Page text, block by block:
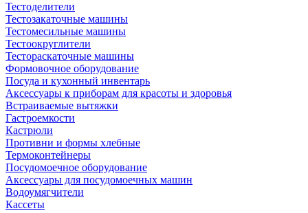
Тестоделители
Тестозакаточные машины
Тестомесильные машины
Тестоокруглители
Тестораскаточные машины
Формовочное оборудование
Посуда и кухонный инвентарь
Аксессуары к приборам для красоты и здоровья
Встраиваемые вытяжки
Гастроемкости
Кастрюли
Противни и формы хлебные
Термоконтейнеры
Посудомоечное оборудование
Аксессуары для посудомоечных машин
Водоумягчители
Кассеты